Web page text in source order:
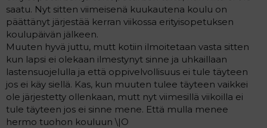
l
o
t
t
a
j
a
e
s
t
i
saatu. Nyt sitten viimeisenä kuukautena koulu on
päättänyt järjestää kerran viikossa erityisopetuksen
koulupäivän jälkeen.
Muuten hyvä juttu, mutt kotiin ilmoitetaan vasta sitten
kun lapsi ei olekaan ilmestynyt sinne ja uhkaillaan
lastensuojelulla ja että oppivelvollisuus ei tule täyteen
jos ei käy siellä. Kas, kun muuten tulee täyteen vaikkei
ole järjestetty ollenkaan, mutt nyt viimesillä viikoilla ei
tule täyteen jos ei sinne mene. Että mulla menee
hermo tuohon kouluun \|O